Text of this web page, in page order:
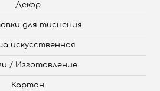
Декор
для тиснения
искусственная
/ Изготовление
Картон